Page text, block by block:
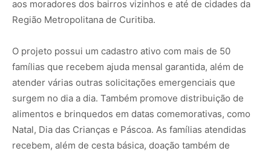
aos moradores dos bairros vizinhos e até de cidades da
Região Metropolitana de Curitiba.
O projeto possui um cadastro ativo com mais de 50
famílias que recebem ajuda mensal garantida, além de
atender várias outras solicitações emergenciais que
surgem no dia a dia. Também promove distribuição de
alimentos e brinquedos em datas comemorativas, como
Natal, Dia das Crianças e Páscoa. As famílias atendidas
recebem, além de cesta básica, doação também de